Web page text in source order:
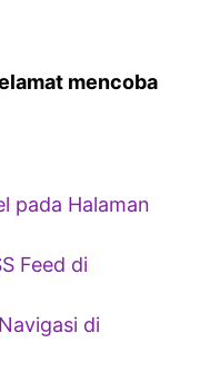
mencoba
pada Halaman
Feed di
di